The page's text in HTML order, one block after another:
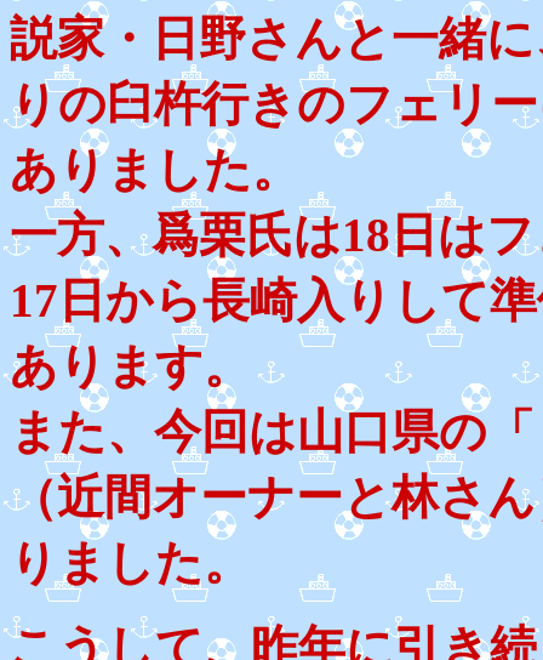
説家・日野さんと一緒
りの臼杵行きのフェリ
ありました。
一方、爲栗氏は18日は
17日から長崎入りして
あります。
また、今回は山口県の
（近間オーナーと林さ
りました。
こうして、昨年に引き